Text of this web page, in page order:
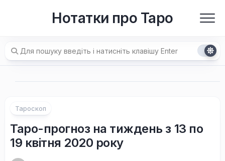
Нотатки про Таро
Тароскоп
Таро-прогноз на тиждень з 13 по
19 квітня 2020 року